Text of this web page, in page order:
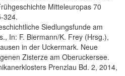
Mitteleuropas 70
324.
Siedlungsfunde am
In: F. Biermann/K. Frey (Hrsg.),
in der Uckermark. Neue
Zisterze am Oberuckersee.
Prenzlau Bd. 2, 2014,